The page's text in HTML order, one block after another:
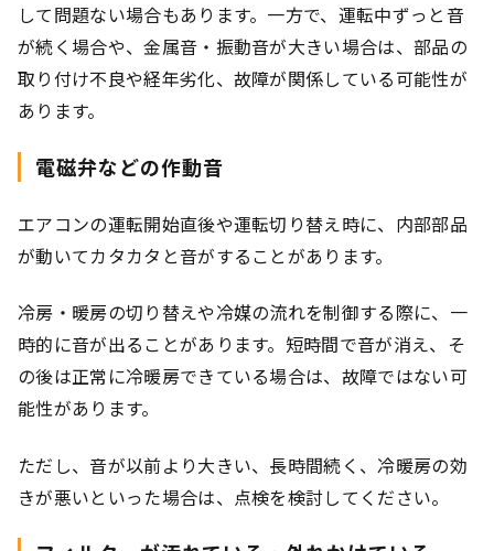
して問題ない場合もあります。一方で、運転中ずっと音
が続く場合や、金属音・振動音が大きい場合は、部品の
取り付け不良や経年劣化、故障が関係している可能性が
あります。
電磁弁などの作動音
エアコンの運転開始直後や運転切り替え時に、内部部品
が動いてカタカタと音がすることがあります。
冷房・暖房の切り替えや冷媒の流れを制御する際に、一
時的に音が出ることがあります。短時間で音が消え、そ
の後は正常に冷暖房できている場合は、故障ではない可
能性があります。
ただし、音が以前より大きい、長時間続く、冷暖房の効
きが悪いといった場合は、点検を検討してください。